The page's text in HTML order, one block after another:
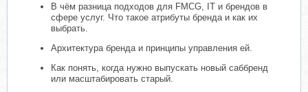
В чём разница подходов для FMCG, IT и брендов в
сфере услуг. Что такое атрибуты бренда и как их
выбрать.
Архитектура бренда и принципы управления ей.
Как понять, когда нужно выпускать новый саббренд
или масштабировать старый.